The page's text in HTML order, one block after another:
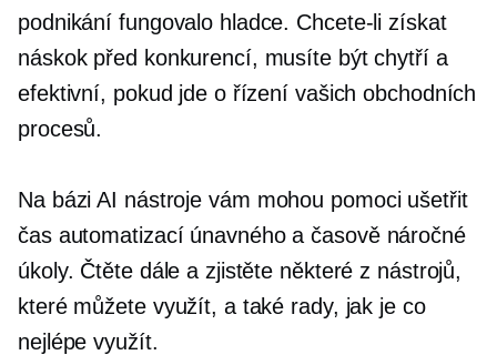
podnikání fungovalo hladce. Chcete-li získat
náskok před konkurencí, musíte být chytří a
efektivní, pokud jde o řízení vašich obchodních
procesů.
Na bázi AI nástroje vám mohou pomoci ušetřit
čas automatizací únavného ačasově náročné
úkoly. Čtěte dále a zjistěte některé z nástrojů,
které můžete využít, a také rady, jak je co
nejlépe využít.